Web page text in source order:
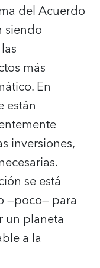
del Acuerdo
siendo
más
En
están
inversiones,
se está
—poco— para
un planeta
a la